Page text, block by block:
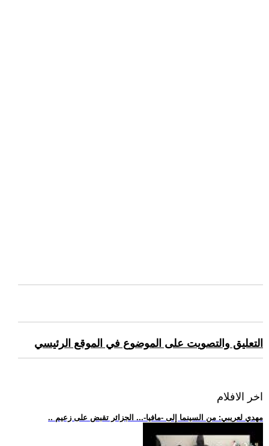
التعليق والتصويت على الموضوع في الموقع الرئيسي
اخر الافلام
.. مهدي لعريبي: من السينما إلى -مافيا-... الجزائر تقبض على زعيم